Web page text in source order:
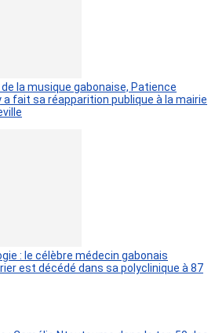
de la musique gabonaise, Patience
a fait sa réapparition publique à la mairie
: le célèbre médecin gabonais
est décédé dans sa polyclinique à 87